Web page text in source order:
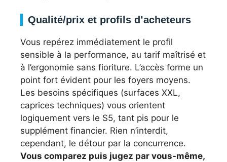
Qualité/prix et profils d’acheteurs
Vous repérez immédiatement le profil
sensible à la performance, au tarif maîtrisé et
à l’ergonomie sans fioriture. L’accès forme un
point fort évident pour les foyers moyens.
Les besoins spécifiques (surfaces XXL,
caprices techniques) vous orientent
logiquement vers le S5, tant pis pour le
supplément financier. Rien n’interdit,
cependant, le détour par la concurrence.
Vous comparez puis jugez par vous-même,